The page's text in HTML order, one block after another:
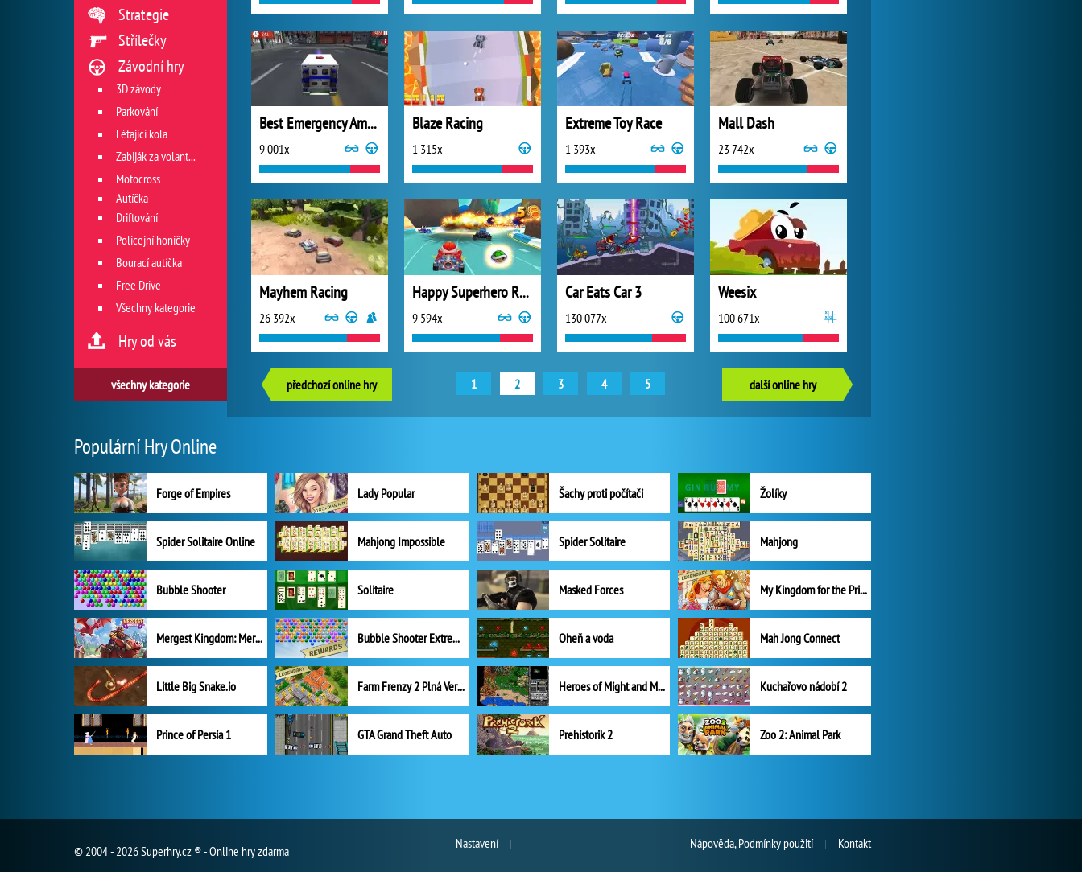
Best Emergency Ambulance Rescue Drive Simulator
9 001x
Blaze Racing
1 315x
Extreme Toy Race
1 393x
Mall Dash
23 742x
Mayhem Racing
26 392x
Happy Superhero Racing
9 594x
Car Eats Car 3
130 077x
Weesix
100 671x
předchozí online hry 1 2 3 4 5 další online hry
Strategie
Střílečky
Závodní hry
3D závody
Parkování
Létající kola
Zabiják za volantem
Motocross
Autíčka
Driftování
Policejní honičky
Bourací autíčka
Free Drive
Všechny kategorie
Hry od vás
všechny kategorie
Populární Hry Online
Forge of Empires Lady Popular Šachy proti počítači Žolíky
Spider Solitaire Online Mahjong Impossible Spider Solitaire Mahjong
Bubble Shooter Solitaire Masked Forces My Kingdom for the Princess Plná verze
Mergest Kingdom: Merge Puzzle Bubble Shooter Extreme Oheň a voda Mah Jong Connect
Little Big Snake.io Farm Frenzy 2 Plná Verze Heroes of Might and Magic II Kuchařovo nádobí 2
Prince of Persia 1 GTA Grand Theft Auto Prehistorik 2 Zoo 2: Animal Park
Nastavení
© 2004 - 2026 Superhry.cz ® - Online hry zdarma Nápověda, Podmínky použití Kontakt